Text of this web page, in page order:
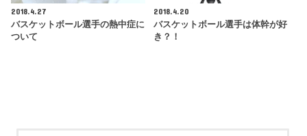
2018.4.27
バスケットボール選手の熱中症に
ついて
2018.4.20
バスケットボール選手は体幹が好
き？！